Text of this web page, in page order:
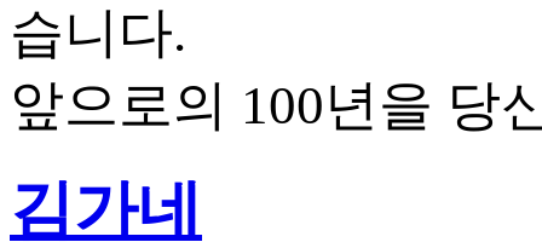
습니다.
앞으로의 100년을 당
김가네